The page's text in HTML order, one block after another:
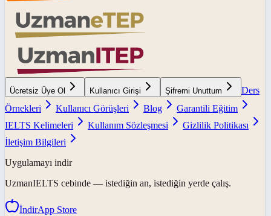
Ücretsiz Üye Ol Kullanıcı Girişi Şifremi Unuttum
Ders
Örnekleri
Kullanıcı Görüşleri Blog
Garantili Eğitim
IELTS Kelimeleri
Kullanım Sözleşmesi
Gizlilik Politikası
İletişim Bilgileri
Uygulamayı indir
UzmanIELTS cebinde — istediğin an, istediğin yerde çalış.
İndirApp Store